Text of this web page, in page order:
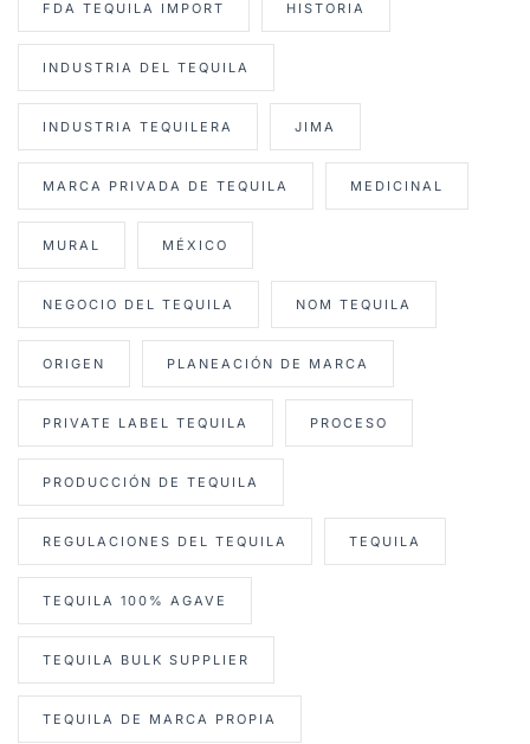
FDA TEQUILA IMPORT HISTORIA
INDUSTRIA DEL TEQUILA
INDUSTRIA TEQUILERA JIMA
MARCA PRIVADA DE TEQUILA MEDICINAL
MURAL MÉXICO
NEGOCIO DEL TEQUILA NOM TEQUILA
ORIGEN PLANEACIÓN DE MARCA
PRIVATE LABEL TEQUILA PROCESO
PRODUCCIÓN DE TEQUILA
REGULACIONES DEL TEQUILA TEQUILA
TEQUILA 100% AGAVE
TEQUILA BULK SUPPLIER
TEQUILA DE MARCA PROPIA